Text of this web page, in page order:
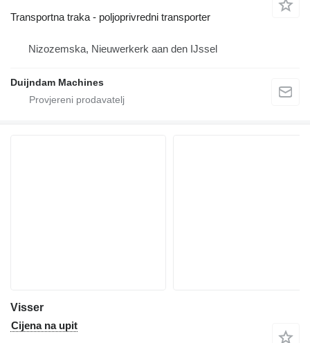
Transportna traka - poljoprivredni transporter
Nizozemska, Nieuwerkerk aan den IJssel
Duijndam Machines
Visser
Cijena na upit